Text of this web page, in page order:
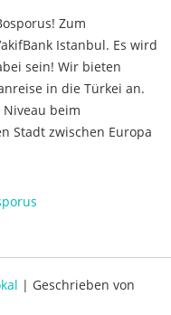
Zum
Istanbul. Es wird
sein! Wir bieten
in die Türkei an.
beim
Stadt zwischen Europa
| Geschrieben von